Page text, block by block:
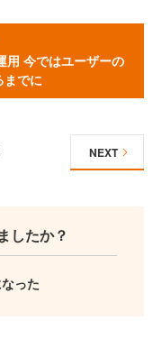
今ではユーザーの
までに
NEXT
したか？
った